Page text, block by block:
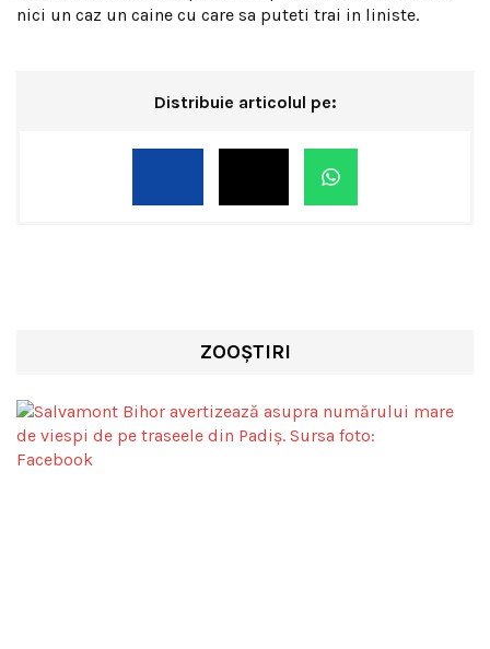
nici un caz un caine cu care sa puteti trai in liniste.
Distribuie articolul pe:
ZOOȘTIRI